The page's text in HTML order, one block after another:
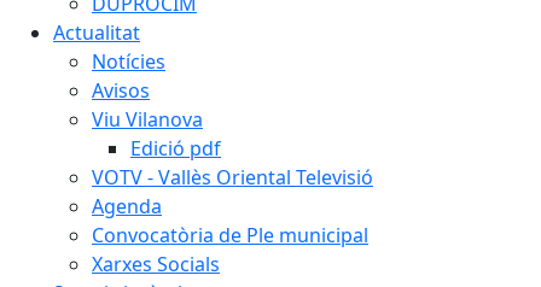
Actualitat
Notícies
Avisos
Viu Vilanova
Edició pdf
VOTV - Vallès Oriental Televisió
Agenda
Convocatòria de Ple municipal
Xarxes Socials